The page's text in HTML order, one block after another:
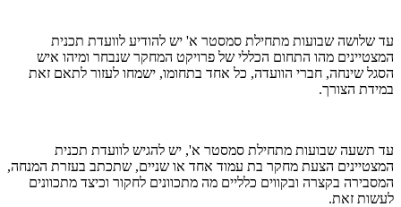
עד שלושה שבועות מתחילת סמסטר א' יש להודיע לוועדת תכנית
המצטיינים מהו התחום הכללי של פרויקט המחקר שנבחר ומיהו איש
הסגל שינחה, חברי הוועדה, כל אחד בתחומו, ישמחו לעזור לתאם זאת
במידת הצורך.
עד תשעה שבועות מתחילת סמסטר א', יש להגיש לוועדת תכנית
המצטיינים הצעת מחקר בת עמוד אחד או שניים, שתכתב בעזרת המנחה,
המסבירה בקצרה ובקווים כלליים מה מתכוונים לחקור וכיצד מתכוונים
לעשות זאת.